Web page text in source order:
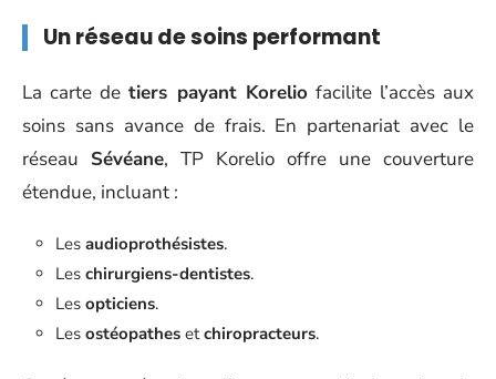
Un réseau de soins performant
La carte detiers payant Korelio facilite l’accès aux
soins sans avance de frais. En partenariat avec le
réseau Sévéane, TP Korelio offre une couverture
étendue, incluant :
Les audioprothésistes.
Les chirurgiens-dentistes.
Les opticiens.
Les ostéopathes etchiropracteurs.